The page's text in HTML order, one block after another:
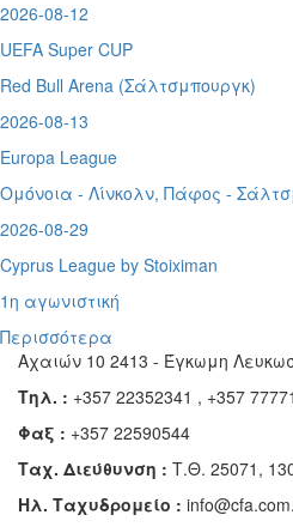
2026-08-12
UEFA Super CUP
Red Bull Arena (Σάλτσμπουργκ)
2026-08-13
Europa League
Ομόνοια - Λίνκολν, Πάφος -
2026-08-29
Cyprus League by Stoiximan
1η αγωνιστική
Περισσότερα
Αχαιών 10 2413 - Έγκωμη
Τηλ. : +357 22352341 , +357
Φαξ : +357 22590544
Ταχ. Διεύθυνση : Τ.Θ. 25071,
Ηλ. Ταχυδρομείο :